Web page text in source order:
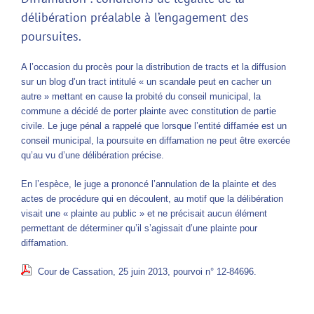
délibération préalable à l’engagement des
poursuites.
A l’occasion du procès pour la distribution de tracts et la diffusion
sur un blog d’un tract intitulé « un scandale peut en cacher un
autre » mettant en cause la probité du conseil municipal, la
commune a décidé de porter plainte avec constitution de partie
civile. Le juge pénal a rappelé que lorsque l’entité diffamée est un
conseil municipal, la poursuite en diffamation ne peut être exercée
qu’au vu d’une délibération précise.
En l’espèce, le juge a prononcé l’annulation de la plainte et des
actes de procédure qui en découlent, au motif que la délibération
visait une « plainte au public » et ne précisait aucun élément
permettant de déterminer qu’il s’agissait d’une plainte pour
diffamation.
Cour de Cassation, 25 juin 2013, pourvoi n° 12-84696.